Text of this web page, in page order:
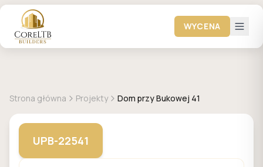
WYCENA
Strona główna Projekty Dom przy Bukowej 41
UPB-22541